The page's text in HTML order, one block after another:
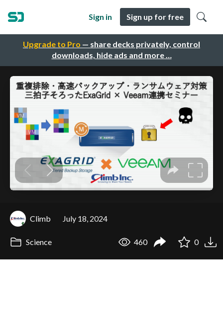
Upgrade to Pro — share decks privately, control
downloads, hide ads and more …
Sign in Sign up for free
Climb July 18, 2024
Science 460 0